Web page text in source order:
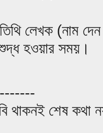
লেখক (নাম
হওয়ার সময়।
থাকনই শেষ কথা